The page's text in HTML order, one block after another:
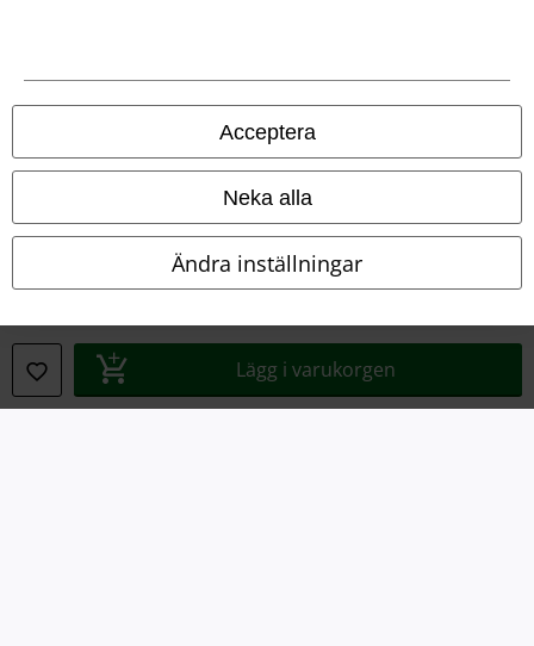
Acceptera
Neka alla
Ändra inställningar
Lägg i varukorgen
Ladda ner villkoren
Avfallshantering och miljöskydd
Försäkran om överensstämmelse
Information om tillgänglighet
Bekräfta ångrat köp
Alla priser inkl. moms.Fraktkostnad tillkommer.